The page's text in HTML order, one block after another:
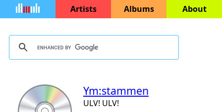
Artists Albums About
Ym:stammen
ULV! ULV!